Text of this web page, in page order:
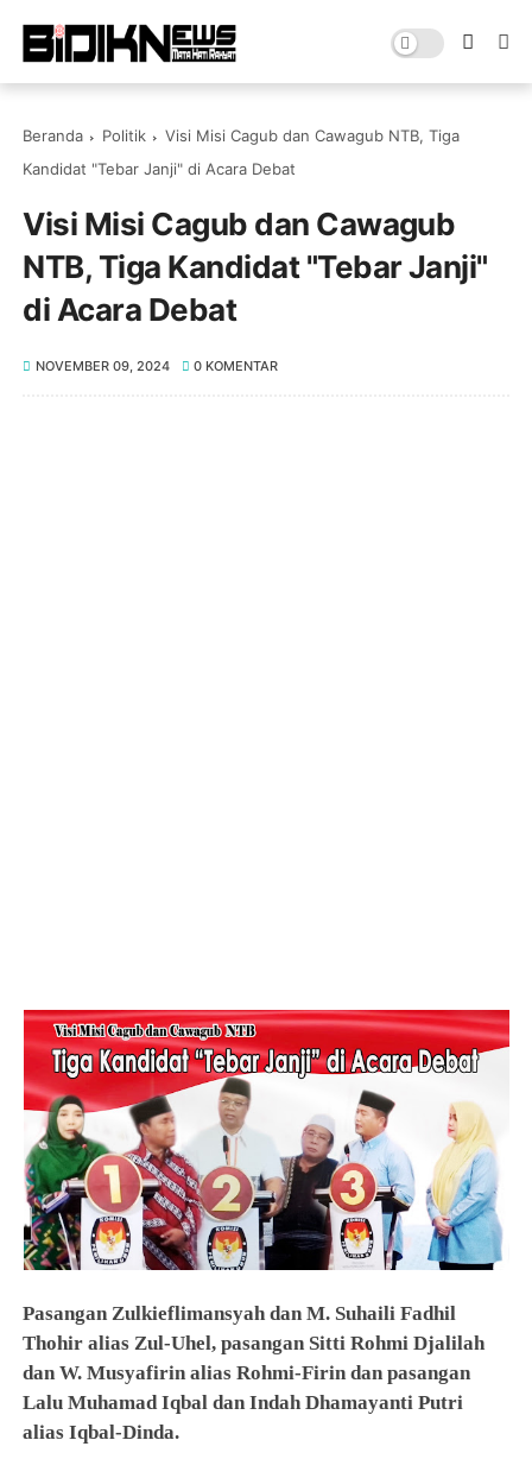
Beranda Politik
Visi Misi Cagub dan Cawagub NTB, Tiga
Kandidat "Tebar Janji" di Acara Debat
Visi Misi Cagub dan Cawagub
NTB, Tiga Kandidat "Tebar Janji"
di Acara Debat
NOVEMBER 09, 2024 0 KOMENTAR
Pasangan Zulkieflimansyah dan M. Suhaili Fadhil
Thohir alias Zul-Uhel, pasangan Sitti Rohmi Djalilah
dan W. Musyafirin alias Rohmi-Firin dan pasangan
Lalu Muhamad Iqbal dan Indah Dhamayanti Putri
alias Iqbal-Dinda.